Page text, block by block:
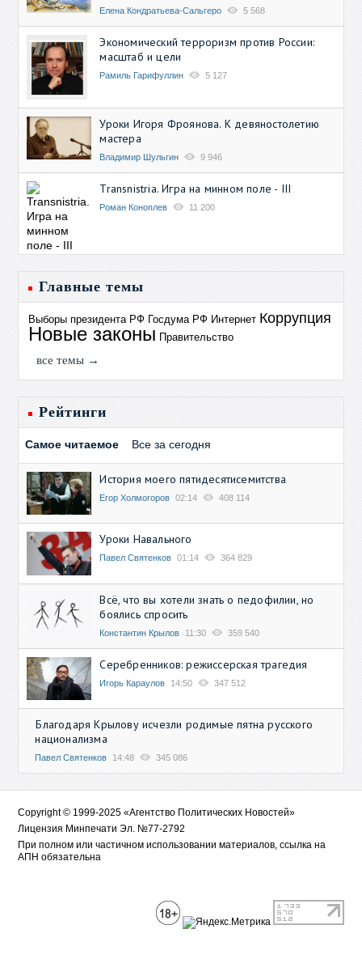
Елена Кондратьева-Сальгеро 5 568
Экономический терроризм против России:
масштаб и цели
Рамиль Гарифуллин 5 127
Уроки Игоря Фроянова. К девяностолетию
мастера
Владимир Шульгин 9 946
Transnistria. Игра на минном поле - III
Роман Коноплев 11 200
Главные темы
Выборы президента РФ Госдума РФ Интернет Коррупция
Новые законы Правительство
все темы →
Рейтинги
Самое читаемое Все за сегодня
История моего пятидесятисемитства
Егор Холмогоров 02:14 408 114
Уроки Навального
Павел Святенков 01:14 364 829
Всё, что вы хотели знать о педофилии, но
боялись спросить
Константин Крылов 11:30 359 540
Серебренников: режиссерская трагедия
Игорь Караулов 14:50 347 512
Благодаря Крылову исчезли родимые пятна русского
национализма
Павел Святенков 14:48 345 086
Copyright © 1999-2025 «Агентство Политических Новостей»
Лицензия Минпечати Эл. №77-2792
При полном или частичном использовании материалов, ссылка на
АПН обязательна